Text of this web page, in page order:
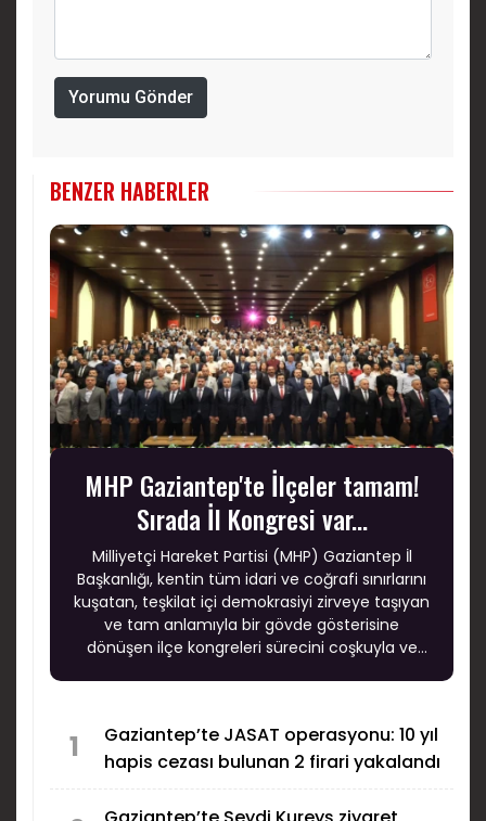
Yorumu Gönder
BENZER HABERLER
MHP Gaziantep'te İlçeler tamam!
Sırada İl Kongresi var...
Milliyetçi Hareket Partisi (MHP) Gaziantep İl
Başkanlığı, kentin tüm idari ve coğrafi sınırlarını
kuşatan, teşkilat içi demokrasiyi zirveye taşıyan
ve tam anlamıyla bir gövde gösterisine
dönüşen ilçe kongreleri sürecini coşkuyla ve
1
Gaziantep’te JASAT operasyonu: 10 yıl
hapis cezası bulunan 2 firari yakalandı